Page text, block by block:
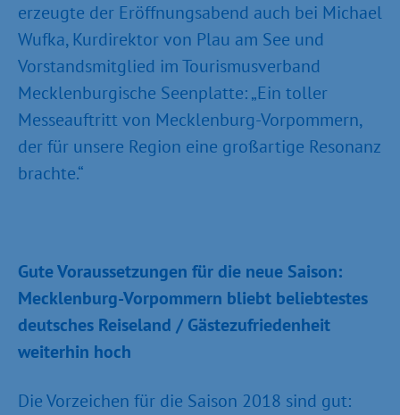
erzeugte der Eröffnungsabend auch bei Michael
Wufka, Kurdirektor von Plau am See und
Vorstandsmitglied im Tourismusverband
Mecklenburgische Seenplatte: „Ein toller
Messeauftritt von Mecklenburg-Vorpommern,
der für unsere Region eine großartige Resonanz
brachte.“
Gute Voraussetzungen für die neue Saison:
Mecklenburg-Vorpommern bliebt beliebtestes
deutsches Reiseland / Gästezufriedenheit
weiterhin hoch
Die Vorzeichen für die Saison 2018 sind gut: